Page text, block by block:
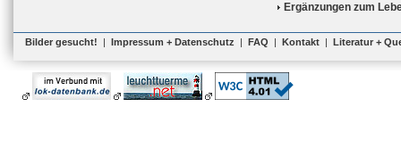
Ergänzungen zum
Bilder gesucht! | Impressum + Datenschutz | FAQ | Kontakt | Literatur +